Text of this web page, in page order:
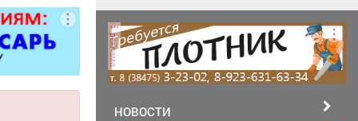
разряда,
руб. 6
от 37000
пакет ООО
реклама
НОВОСТИ